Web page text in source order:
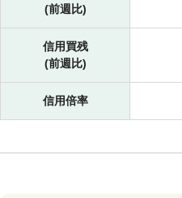
(前週比)
信用買残
(前週比)
信用倍率